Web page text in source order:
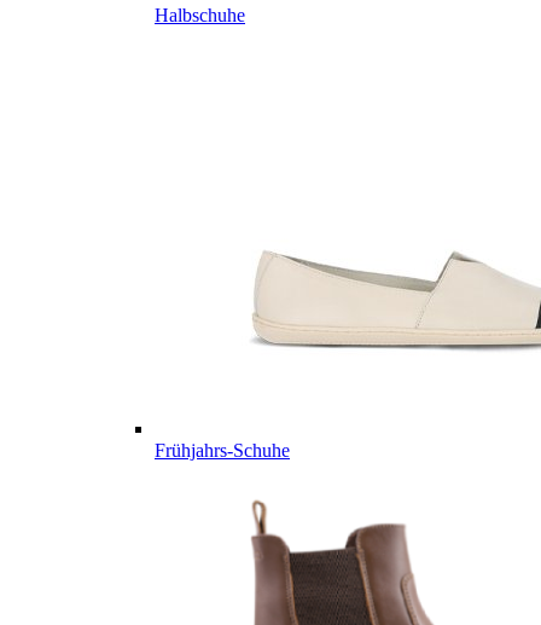
Halbschuhe
Frühjahrs-Schuhe